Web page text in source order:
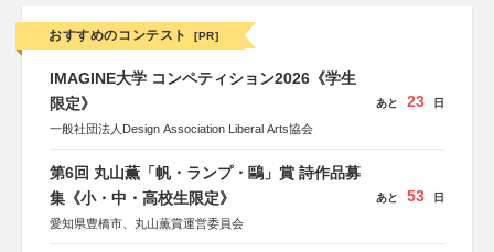
おすすめのコンテスト [PR]
IMAGINE大学 コンペティション2026《学生
限定》
一般社団法人Design Association Liberal Arts協会
あと 23 日
第6回 丸山薫「帆・ランプ・鷗」賞 詩作品募
集《小・中・高校生限定》
愛知県豊橋市、丸山薫賞運営委員会
あと 53 日